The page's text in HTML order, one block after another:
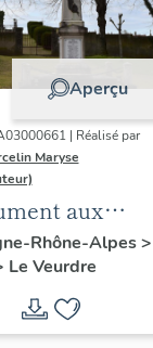
Aperçu
| Réalisé par
Maryse
aux
Rhône-Alpes>
Le Veurdre